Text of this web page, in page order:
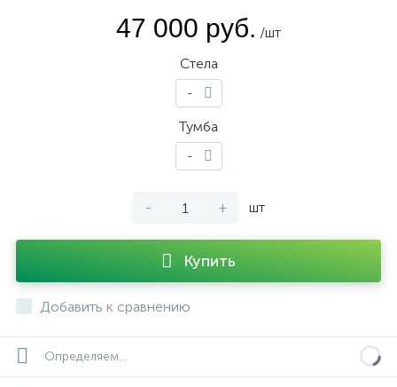
47 000 руб. /шт
Стела
-
Тумба
-
- + шт
Купить
Добавить к сравнению
Определяем...